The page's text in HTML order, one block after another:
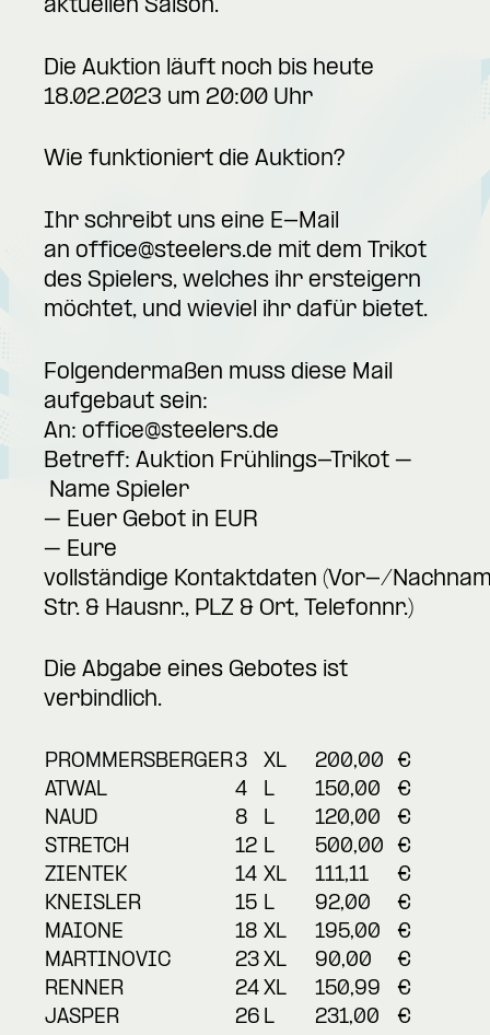
aktuellen Saison.
Die Auktion läuft noch bis heute
18.02.2023 um 20:00 Uhr
Wie funktioniert die Auktion?
Ihr schreibt uns eine E-Mail
an office@steelers.de mit dem Trikot
des Spielers, welches ihr ersteigern
möchtet, und wieviel ihr dafür bietet.
Folgendermaßen muss diese Mail
aufgebaut sein:
An: office@steelers.de
Betreff: Auktion Frühlings-Trikot –
Name Spieler
– Euer Gebot in EUR
– Eure
vollständige Kontaktdaten (Vor-/
Str. & Hausnr., PLZ & Ort, Telefonnr.)
Die Abgabe eines Gebotes ist
verbindlich.
PROMMERSBERGER3 XL 200,00
€
ATWAL
4 L 150,00
€
NAUD
8 L 120,00
€
STRETCH
12 L 500,00
€
ZIENTEK
14 XL 111,11
€
KNEISLER
15 L 92,00
€
MAIONE
18 XL 195,00
€
MARTINOVIC
23 XL 90,00
€
RENNER
24 XL 150,99
€
JASPER
26 L 231,00
€